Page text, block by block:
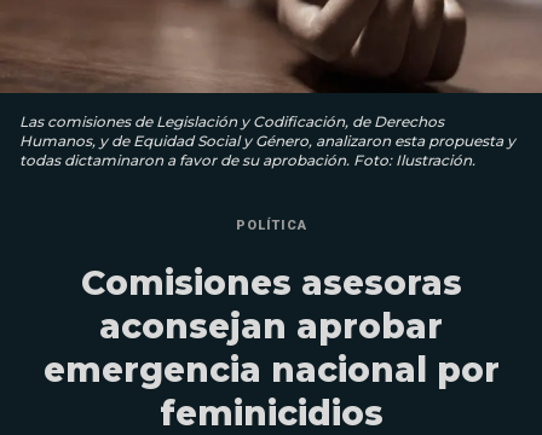
Las comisiones de Legislación y Codificación, de Derechos
Humanos, y de Equidad Social y Género, analizaron esta propuesta y
todas dictaminaron a favor de su aprobación. Foto: Ilustración.
POLÍTICA
Comisiones asesoras
aconsejan aprobar
emergencia nacional por
feminicidios